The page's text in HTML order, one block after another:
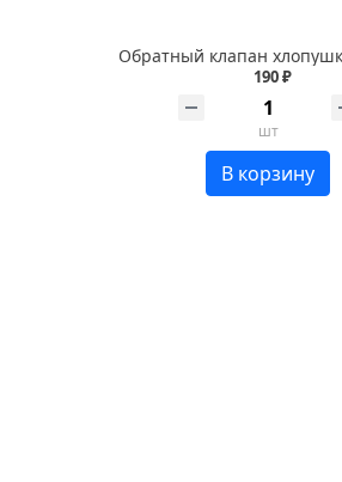
Обратный клапан
190 ₽
шт
В корзину